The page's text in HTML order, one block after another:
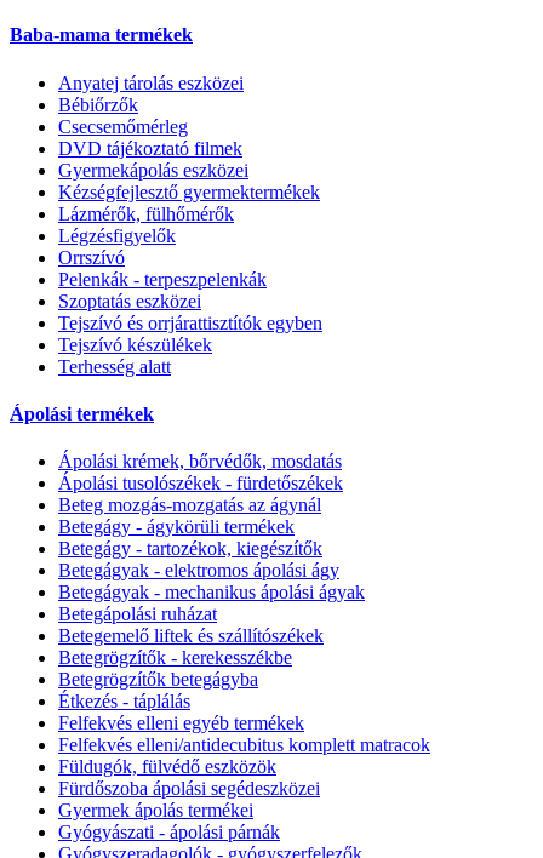
Baba-mama termékek
Anyatej tárolás eszközei
Bébiőrzők
Csecsemőmérleg
DVD tájékoztató filmek
Gyermekápolás eszközei
Kézségfejlesztő gyermektermékek
Lázmérők, fülhőmérők
Légzésfigyelők
Orrszívó
Pelenkák - terpeszpelenkák
Szoptatás eszközei
Tejszívó és orrjárattisztítók egyben
Tejszívó készülékek
Terhesség alatt
Ápolási termékek
Ápolási krémek, bőrvédők, mosdatás
Ápolási tusolószékek - fürdetőszékek
Beteg mozgás-mozgatás az ágynál
Betegágy - ágykörüli termékek
Betegágy - tartozékok, kiegészítők
Betegágyak - elektromos ápolási ágy
Betegágyak - mechanikus ápolási ágyak
Betegápolási ruházat
Betegemelő liftek és szállítószékek
Betegrögzítők - kerekesszékbe
Betegrögzítők betegágyba
Étkezés - táplálás
Felfekvés elleni egyéb termékek
Felfekvés elleni/antidecubitus komplett matracok
Füldugók, fülvédő eszközök
Fürdőszoba ápolási segédeszközei
Gyermek ápolás termékei
Gyógyászati - ápolási párnák